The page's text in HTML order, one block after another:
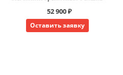
52 900 ₽
Оставить заявку